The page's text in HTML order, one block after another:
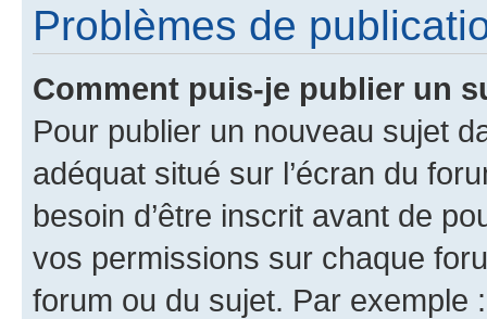
Problèmes de
Comment puis-je publier un
Pour publier un nouveau sujet
adéquat situé sur l’écran du
besoin d’être inscrit avant de
vos permissions sur chaque
forum ou du sujet. Par exemple